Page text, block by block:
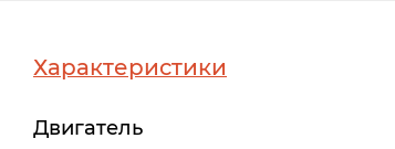
Характеристики
Двигатель